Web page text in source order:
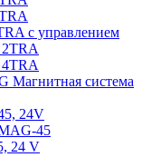
с управлением
Магнитная система
24V
45
24 V